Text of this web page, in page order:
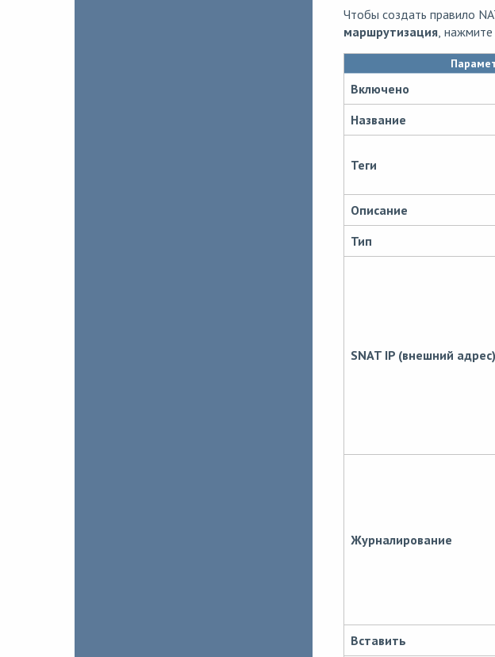
Чтобы создать правило
маршрутизация, нажмите
Включено
Название
Теги
Описание
Тип
SNAT IP (внешний адрес)
Журналирование
Вставить